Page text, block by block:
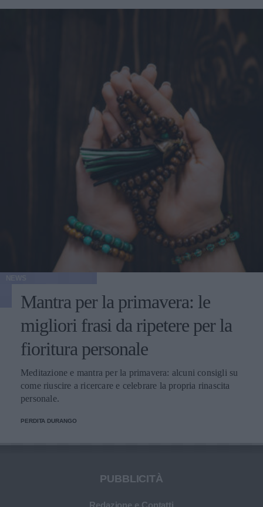
Mantra per la primavera: le
migliori frasi da ripetere per la
fioritura personale
Meditazione e mantra per la primavera: alcuni consigli su
come riuscire a ricercare e celebrare la propria rinascita
personale.
PERDITA DURANGO
PUBBLICITÀ
Redazione e Contatti